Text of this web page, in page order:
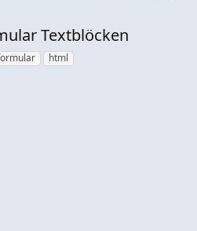
Textblöcken
html